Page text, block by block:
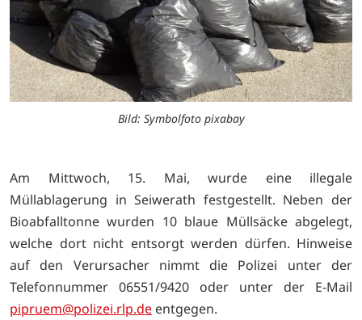
Bild: Symbolfoto pixabay
Am Mittwoch, 15. Mai, wurde eine illegale
Müllablagerung in Seiwerath festgestellt. Neben der
Bioabfalltonne wurden 10 blaue Müllsäcke abgelegt,
welche dort nicht entsorgt werden dürfen. Hinweise
auf den Verursacher nimmt die Polizei unter der
Telefonnummer 06551/9420 oder unter der E-Mail
pipruem@polizei.rlp.de entgegen.